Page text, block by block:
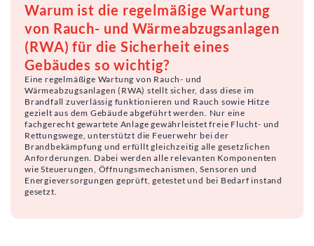
Warum ist die regelmäßige Wartung
von Rauch- und Wärmeabzugsanlagen
(RWA) für die Sicherheit eines
Gebäudes so wichtig?
Eine regelmäßige Wartung von Rauch- und
Wärmeabzugsanlagen (RWA) stellt sicher, dass diese im
Brandfall zuverlässig funktionieren und Rauch sowie Hitze
gezielt aus dem Gebäude abgeführt werden. Nur eine
fachgerecht gewartete Anlage gewährleistet freie Flucht- und
Rettungswege, unterstützt die Feuerwehr bei der
Brandbekämpfung und erfüllt gleichzeitig alle gesetzlichen
Anforderungen. Dabei werden alle relevanten Komponenten
wie Steuerungen, Öffnungsmechanismen, Sensoren und
Energieversorgungen geprüft, getestet und bei Bedarf instand
gesetzt.